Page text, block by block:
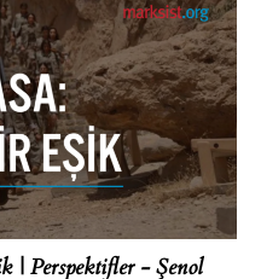
| Perspektifler - Şenol